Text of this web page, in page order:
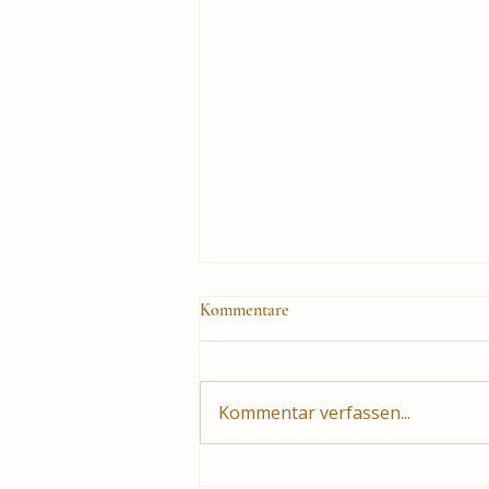
Autorenlesung "Inselklänge"
Kommentare
Kommentar verfassen...